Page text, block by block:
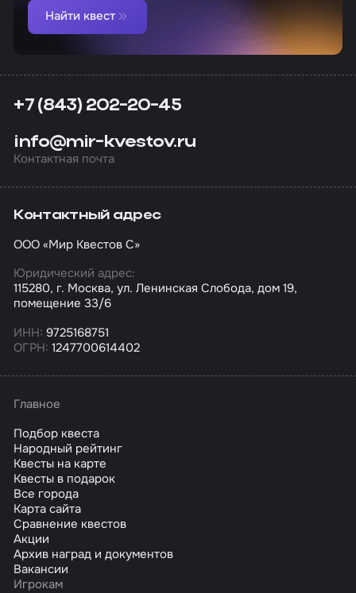
Найти квест
+7 (843) 202-20-45
info@mir-kvestov.ru
Контактная почта
Контактный адрес
ООО «Мир Квестов С»
Юридический адрес:
115280, г. Москва, ул. Ленинская Слобода, дом 19,
помещение 33/6
ИНН: 9725168751
ОГРН: 1247700614402
Главное
Подбор квеста
Народный рейтинг
Квесты на карте
Квесты в подарок
Все города
Карта сайта
Сравнение квестов
Акции
Архив наград и документов
Вакансии
Игрокам